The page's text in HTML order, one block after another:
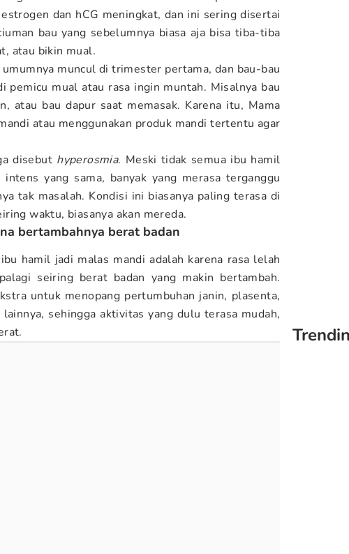
dan hCG meningkat, dan ini sering disertai
bau yang sebelumnya biasa aja bisa tiba-tiba
atau bikin mual.
umumnya muncul di trimester pertama, dan bau-bau
pemicu mual atau rasa ingin muntah. Misalnya bau
atau bau dapur saat memasak. Karena itu, Mama
atau menggunakan produk mandi tertentu agar
disebut hyperosmia. Meski tidak semua ibu hamil
intens yang sama, banyak yang merasa terganggu
tak masalah. Kondisi ini biasanya paling terasa di
waktu, biasanya akan mereda.
bertambahnya berat badan
hamil jadi malas mandi adalah karena rasa lelah
seiring berat badan yang makin bertambah.
untuk menopang pertumbuhan janin, plasenta,
sehingga aktivitas yang dulu terasa mudah,